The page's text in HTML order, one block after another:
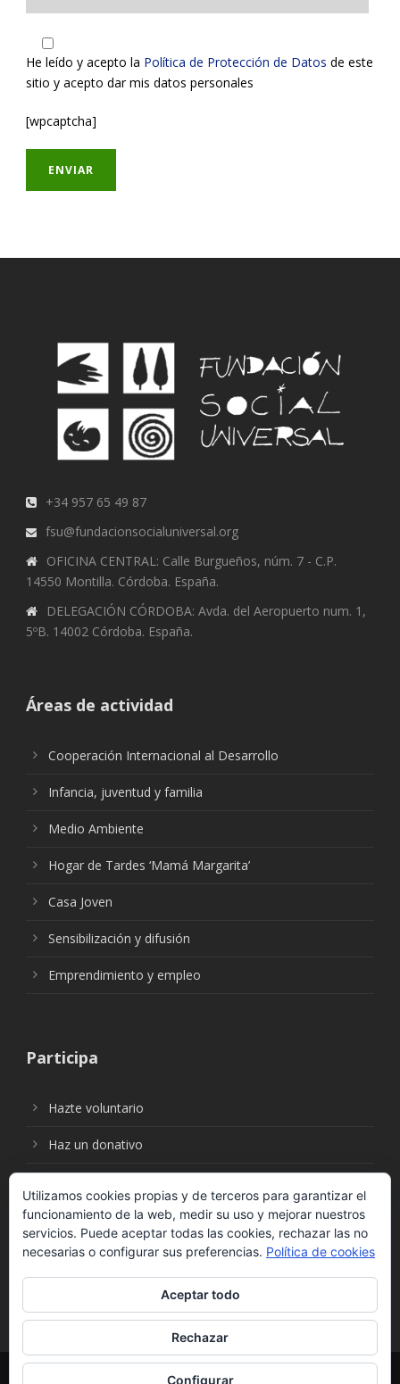
He leído y acepto la Política de Protección de Datos de este
sitio y acepto dar mis datos personales
[wpcaptcha]
+34 957 65 49 87
fsu@fundacionsocialuniversal.org
OFICINA CENTRAL: Calle Burgueños, núm. 7 - C.P.
14550 Montilla. Córdoba. España.
DELEGACIÓN CÓRDOBA: Avda. del Aeropuerto num. 1,
5ºB. 14002 Córdoba. España.
Áreas de actividad
Cooperación Internacional al Desarrollo
Infancia, juventud y familia
Medio Ambiente
Hogar de Tardes ‘Mamá Margarita’
Casa Joven
Sensibilización y difusión
Emprendimiento y empleo
Participa
Hazte voluntario
Haz un donativo
Síguenos en:
© Fundación Social Universal. Todos los derechos
Utilizamos cookies propias y de terceros para garantizar el
funcionamiento de la web, medir su uso y mejorar nuestros
servicios. Puede aceptar todas las cookies, rechazar las no
necesarias o configurar sus preferencias. Política de cookies
Aceptar todo
Rechazar
Configurar